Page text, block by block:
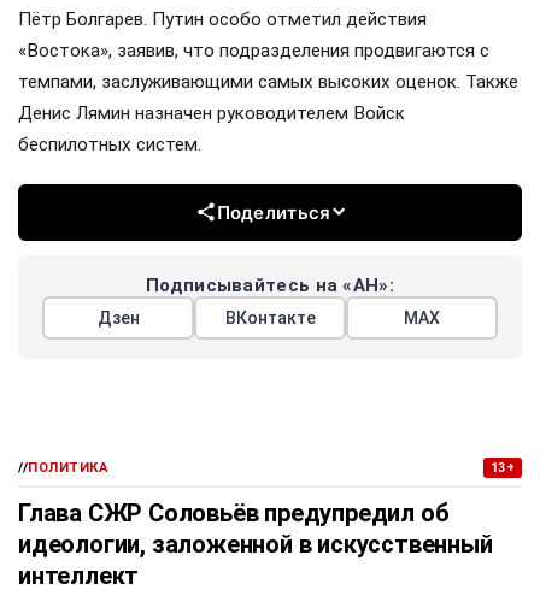
Пётр Болгарев. Путин особо отметил действия
«Востока», заявив, что подразделения продвигаются с
темпами, заслуживающими самых высоких оценок. Также
Денис Лямин назначен руководителем Войск
беспилотных систем.
Поделиться
Подписывайтесь на «АН»:
Дзен ВКонтакте МАХ
//ПОЛИТИКА 13+
Глава СЖР Соловьёв предупредил об
идеологии, заложенной в искусственный
интеллект